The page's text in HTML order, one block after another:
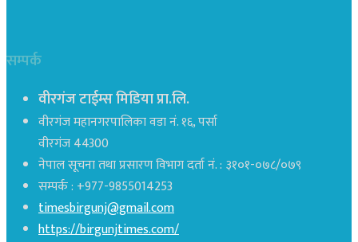
सम्पर्क
वीरगंज टाईम्स मिडिया प्रा.लि.
वीरगंज महानगरपालिका वडा नं. १६, पर्सा
वीरगंज 44300
नेपाल सूचना तथा प्रसारण विभाग दर्ता नं. : ३१०१-०७८/०७९
सम्पर्क : +977-9855014253
timesbirgunj@gmail.com
https://birgunjtimes.com/